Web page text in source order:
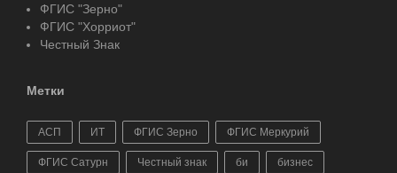
ФГИС "Зерно"
ФГИС "Хорриот"
Честный Знак
Метки
АСП ИТ ФГИС Зерно ФГИС Меркурий
ФГИС Сатурн Честный знак би бизнес